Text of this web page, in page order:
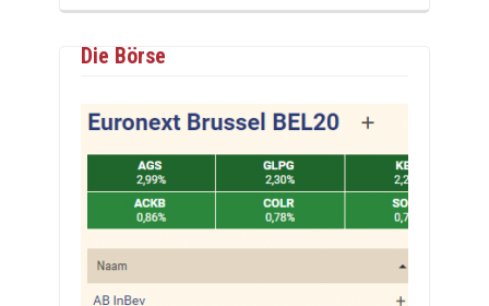
Die Börse